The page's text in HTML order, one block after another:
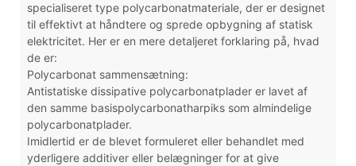
specialiseret type polycarbonatmateriale, der er designet
til effektivt at håndtere og sprede opbygning af statisk
elektricitet. Her er en mere detaljeret forklaring på, hvad
de er:
Polycarbonat sammensætning:
Antistatiske dissipative polycarbonatplader er lavet af
den samme basispolycarbonatharpiks som almindelige
polycarbonatplader.
Imidlertid er de blevet formuleret eller behandlet med
yderligere additiver eller belægninger for at give